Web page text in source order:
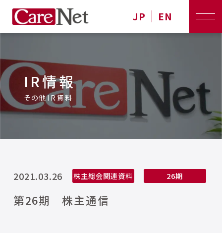
JP EN
IR情報
その他IR資料
2021.03.26 株主総会関連資料 26期
第26期 株主通信